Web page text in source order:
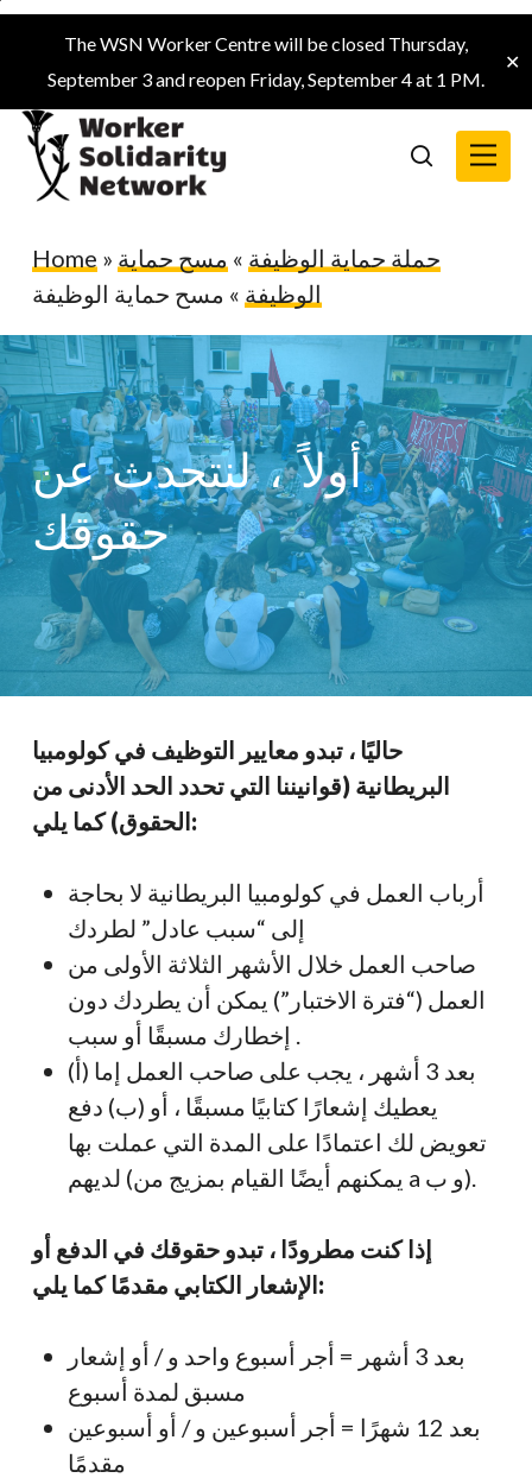
Skip
main
content
The WSN Worker Centre will be closed Thursday,
September 3 and reopen Friday, September 4 at 1 PM.
✕
search
Menu
Home » حملة حماية الوظيفة » مسح حماية
الوظيفة » مسح حماية الوظيفة
أولاً ، لنتحدث عن
حقوقك
حاليًا ، تبدو معايير التوظيف في كولومبيا
البريطانية (قوانيننا التي تحدد الحد الأدنى من
الحقوق) كما يلي:
أرباب العمل في كولومبيا البريطانية لا بحاجة
إلى “سبب عادل” لطردك
صاحب العمل خلال الأشهر الثلاثة الأولى من
العمل (“فترة الاختبار”) يمكن أن يطردك دون
إخطارك مسبقًا أو سبب .
بعد 3 أشهر ، يجب على صاحب العمل إما (أ)
يعطيك إشعارًا كتابيًا مسبقًا ، أو (ب) دفع
تعويض لك اعتمادًا على المدة التي عملت بها
لديهم (يمكنهم أيضًا القيام بمزيج من a و ب).
إذا كنت مطرودًا ، تبدو حقوقك في الدفع أو
الإشعار الكتابي مقدمًا كما يلي:
بعد 3 أشهر = أجر أسبوع واحد و / أو إشعار
مسبق لمدة أسبوع
بعد 12 شهرًا = أجر أسبوعين و / أو أسبوعين
مقدمًا